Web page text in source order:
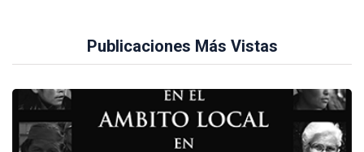
Publicaciones Más Vistas